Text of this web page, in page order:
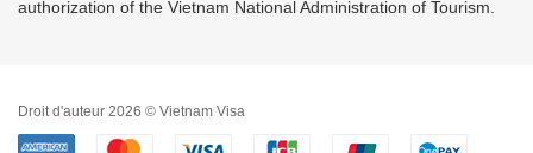
authorization of the Vietnam National Administration of Tourism.
Droit d'auteur 2026 © Vietnam Visa